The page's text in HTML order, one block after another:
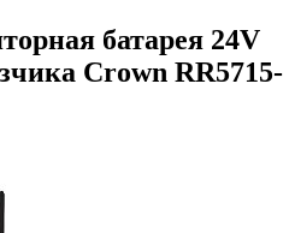
батарея 24V
Crown RR5715-